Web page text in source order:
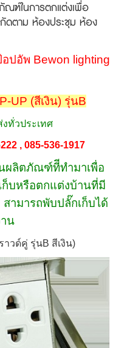
ฑ์ในการตกแต่งเพื่อ
กัดตาม ห้องประชุม ห้อง
อปอัพ Bewon lighting
UP (สีเงิน) รุ่นB
ทั่วประเทศ
, 085-536-1917
ผลิตภัณฑ์ทีีทำมาเพื่อ
ก็บหรือตกแต่งบ้านที่มี
ามารถพับปลั๊กเก็บได้
น
วด์คู่ รุ่นB สีเงิน)